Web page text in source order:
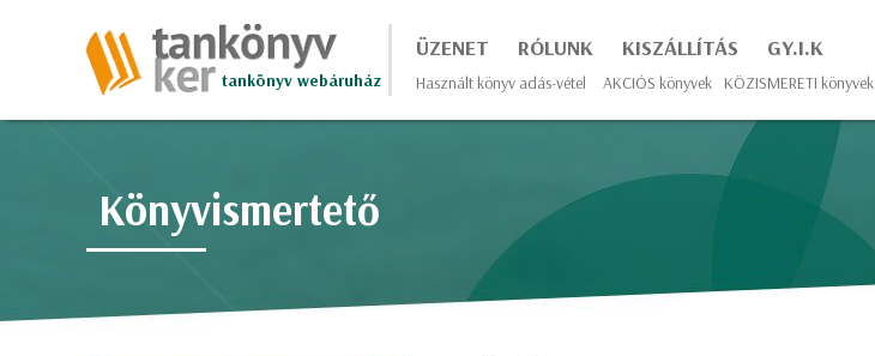
tankönyv webáruház
ÜZENET RÓLUNK KISZÁLLÍTÁS GY.I.K
Használt könyv adás-vétel AKCIÓS könyvek KÖZISMERETI könyvek
Könyvismertető